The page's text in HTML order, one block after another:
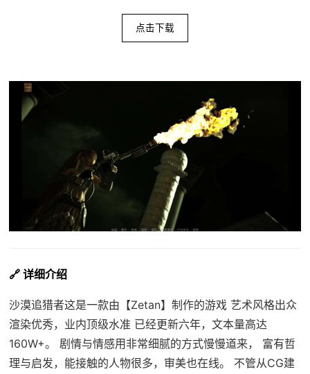
点击下载
🔗 详细介绍
沙漠追猎者这是一款由【Zetan】制作的游戏 艺术风格出众
渲染优秀，业内顶级水准 已经更新六年，文本量高达
160W+。 剧情与情感用非常细腻的方式慢慢道来， 富有哲
理与启发，能接触的人物很多，审美也在线。 不管从CG建